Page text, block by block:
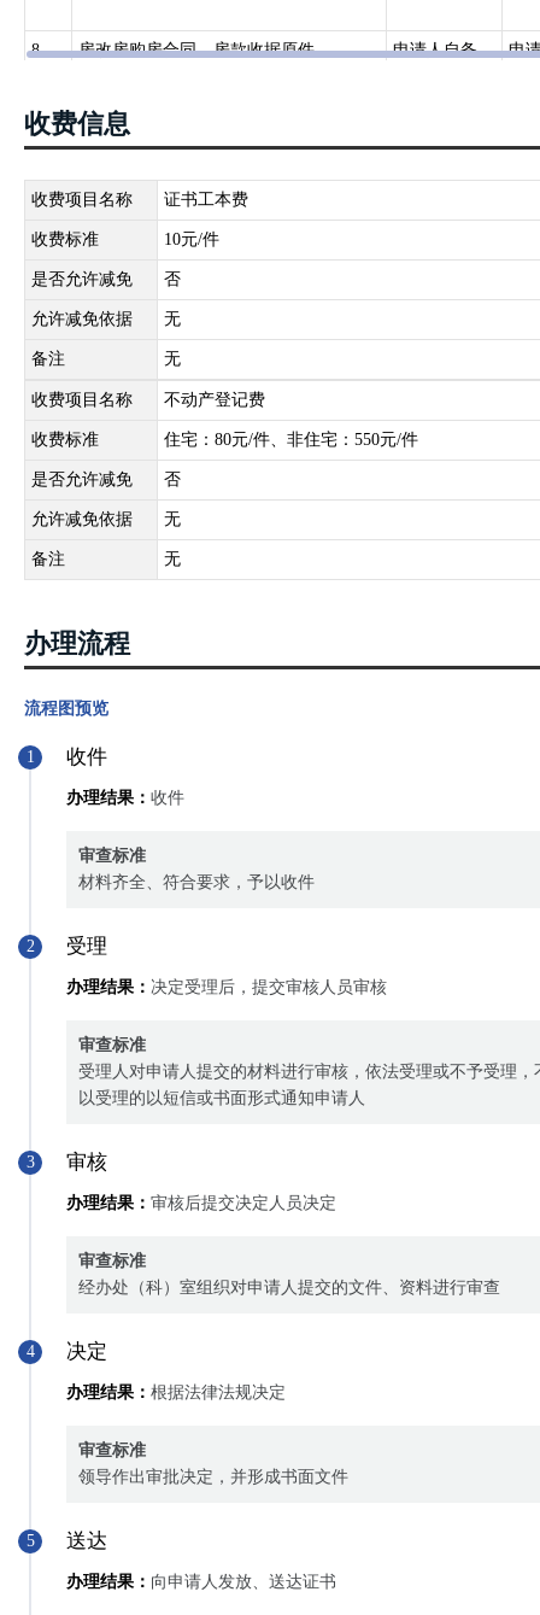
移的，其范围内的房屋所有权一并转移；房屋所有权转移，其范围
2继承或受遗赠的；
3作价出资（入股）的；
5共有人增加或者减少以及共有份额变化的；
6分割、合并导致权属发生转移的；
7因人民法院、仲裁委员会的生效法律文书等导致国有建设用地使用
8法律、行政法规规定的其他情形。
8 房改房购房合同、房款收据原件 申请人自备 申
9 不动产交易、税收、登记申请书
10 有效身份证件 政府部门核发
公
11 不动产权属证书
12 商品房买卖合同
土地出让价款、税费缴纳凭证 政府部门核发
财
14 契税完税凭证 政府部门核发
收费信息
收费项目名称 证书工本费
收费标准 10元/件
是否允许减免 否
允许减免依据 无
备注 无
收费项目名称 不动产登记费
收费标准 住宅：80元/件、非住宅：550元/件
是否允许减免 否
允许减免依据 无
备注 无
办理流程
流程图预览
1 收件
办理结果： 收件
审查标准
材料齐全、符合要求，予以收件
2 受理
办理结果： 决定受理后，提交审核人员审核
审查标准
受理人对申请人提交的材料进行审核，依法受理或不予受理
以受理的以短信或书面形式通知申请人
3 审核
办理结果： 审核后提交决定人员决定
审查标准
经办处（科）室组织对申请人提交的文件、资料进行审查
4 决定
办理结果： 根据法律法规决定
审查标准
领导作出审批决定，并形成书面文件
5 送达
办理结果： 向申请人发放、送达证书